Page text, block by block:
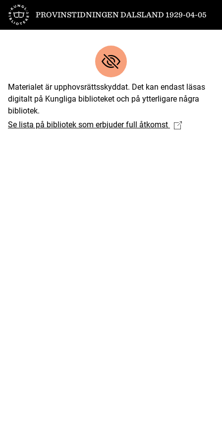
Till startsidan
PROVINSTIDNINGEN DALSLAND 1929-04-05
Materialet är upphovsrättsskyddat. Det kan endast läsas
digitalt på Kungliga biblioteket och på ytterligare några
bibliotek.
Se lista på bibliotek som erbjuder full åtkomst